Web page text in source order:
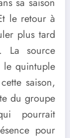
le retour à
plus tard
La source
le quintuple
saison,
du groupe
pourrait
pour